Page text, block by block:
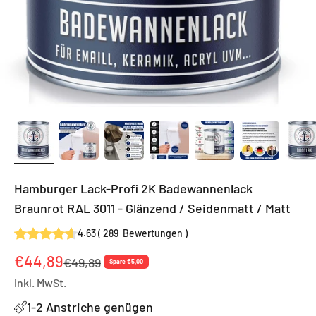
Hamburger Lack-Profi 2K Badewannenlack
Braunrot RAL 3011 - Glänzend / Seidenmatt / Matt
4.63( 289 Bewertungen )
Angebot
€44,89Regulärer Preis
€49,89 Spare €5,00
inkl. MwSt.
1-2 Anstriche genügen